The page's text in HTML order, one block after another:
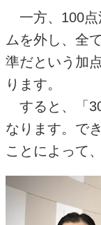
一方、 100
ムを外し、全
準だという加
ります。
すると、「
なります。で
ことによって